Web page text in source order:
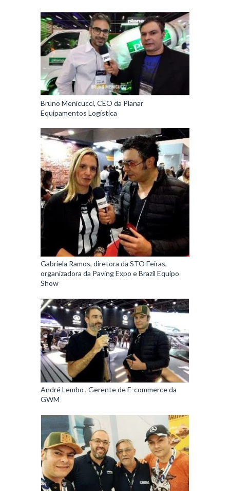
Bruno Menicucci, CEO da Planar
Equipamentos Logística
Gabriela Ramos, diretora da STO Feiras,
organizadora da Paving Expo e Brazil Equipo
Show
André Lembo , Gerente de E-commerce da
GWM